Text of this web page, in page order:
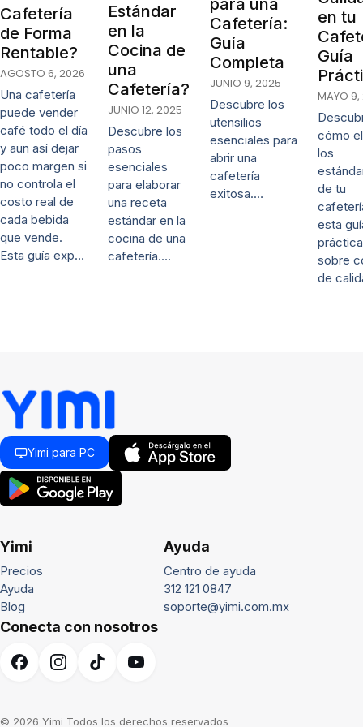
Cafetería
de Forma
Rentable?
AGOSTO 6, 2026
Una cafetería
puede vender
café todo el día
y aun así dejar
poco margen si
no controla el
costo real de
cada bebida
que vende.
Esta guía exp…
Estándar
en la
Cocina de
una
Cafetería?
JUNIO 12, 2025
Descubre los
pasos
esenciales
para elaborar
una receta
estándar en la
cocina de una
cafetería.…
Cafetería:
Guía
Completa
JUNIO 9, 2025
Descubre los
utensilios
esenciales para
abrir una
cafetería
exitosa.…
en tu
Guía
MAYO
cómo
los
de tu
esta
práctica
sobre
de
Yimi para PC
Yimi
Precios
Ayuda
Blog
Ayuda
Centro de ayuda
312 121 0847
soporte@yimi.com.mx
Conecta con nosotros
© 2026 Yimi Todos los derechos reservados